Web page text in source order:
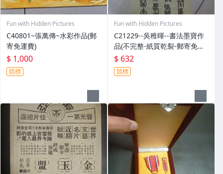
Fun with Hidden Pictures
C40801~張萬傳~水彩作品(郵
寄免運費)
$ 1,000
競標
Fun with Hidden Pictures
C21229--吳稚暉--書法墨寶作
品(不完整-紙質乾裂-郵寄免運
費)
$ 632
競標